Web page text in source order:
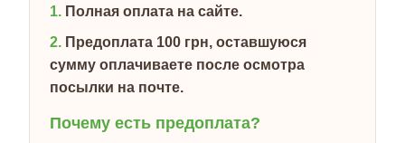
1. Полная оплата на сайте.
2. Предоплата 100 грн, оставшуюся
сумму оплачиваете после осмотра
посылки на почте.
Почему есть предоплата?